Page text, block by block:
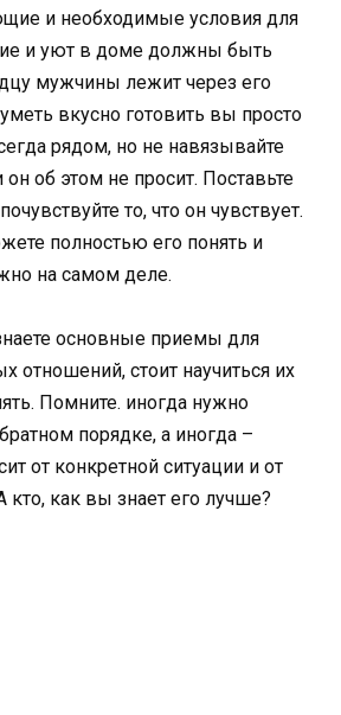
и необходимые условия для
и уют в доме должны быть
мужчины лежит через его
вкусно готовить вы просто
рядом, но не навязывайте
об этом не просит. Поставьте
то, что он чувствует.
полностью его понять и
на самом деле.
основные приемы для
отношений, стоит научиться их
Помните. иногда нужно
порядке, а иногда –
от конкретной ситуации и от
как вы знает его лучше?